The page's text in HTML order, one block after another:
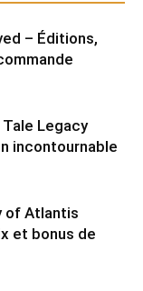
– Éditions,
Legacy
incontournable
of Atlantis
et bonus de